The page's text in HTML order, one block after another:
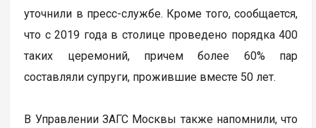
уточнили в пресс-службе. Кроме того, сообщается,
что с 2019 года в столице проведено порядка 400
таких церемоний, причем более 60% пар
составляли супруги, прожившие вместе 50 лет.
В Управлении ЗАГС Москвы также напомнили, что